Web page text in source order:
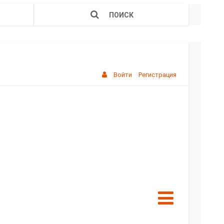
ПОИСК
Войти Регистрация